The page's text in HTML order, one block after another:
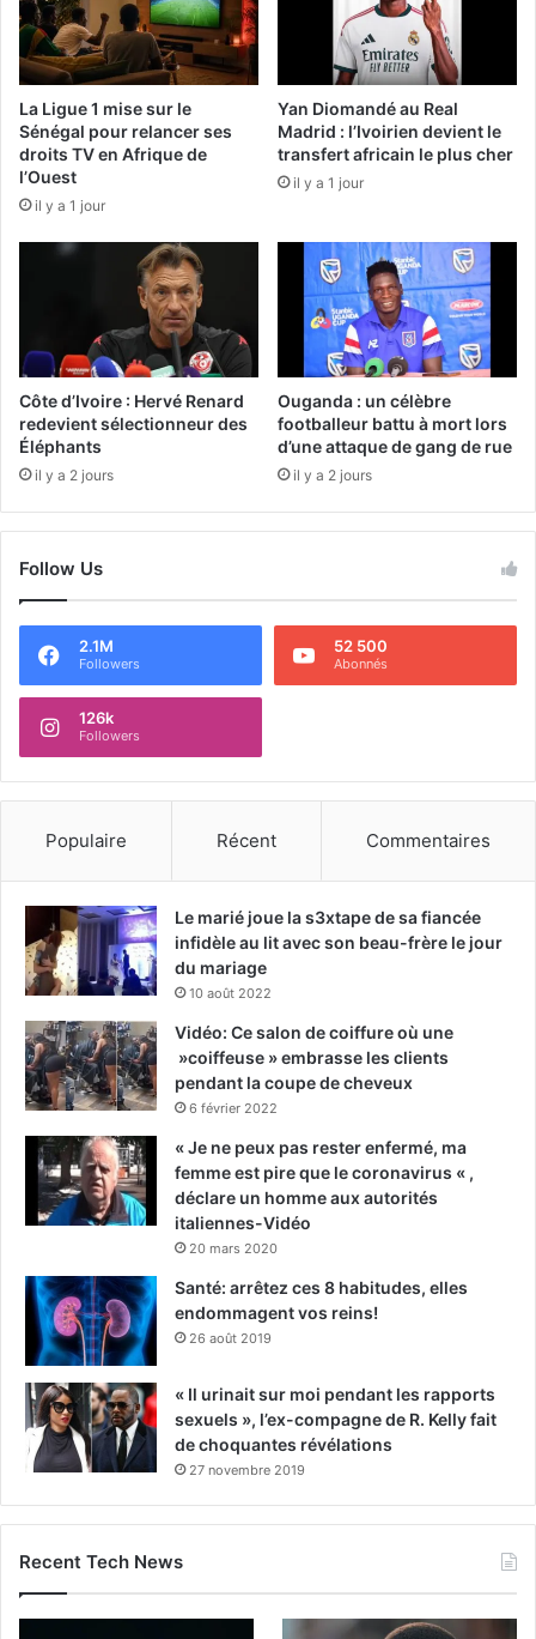
La Ligue 1 mise sur le
Sénégal pour relancer ses
droits TV en Afrique de
l’Ouest
il y a 1 jour
Yan Diomandé au Real
Madrid : l’Ivoirien devient le
transfert africain le plus cher
il y a 1 jour
Côte d’Ivoire : Hervé Renard
redevient sélectionneur des
Éléphants
il y a 2 jours
Ouganda : un célèbre
footballeur battu à mort lors
d’une attaque de gang de rue
il y a 2 jours
Follow Us
2.1M
Followers
52 500
Abonnés
126k
Followers
Populaire Récent Commentaires
Le marié joue la s3xtape de sa fiancée
infidèle au lit avec son beau-frère le jour
du mariage
10 août 2022
Vidéo: Ce salon de coiffure où une
»coiffeuse » embrasse les clients
pendant la coupe de cheveux
6 février 2022
« Je ne peux pas rester enfermé, ma
femme est pire que le coronavirus « ,
déclare un homme aux autorités
italiennes-Vidéo
20 mars 2020
Santé: arrêtez ces 8 habitudes, elles
endommagent vos reins!
26 août 2019
« Il urinait sur moi pendant les rapports
sexuels », l’ex-compagne de R. Kelly fait
de choquantes révélations
27 novembre 2019
Recent Tech News